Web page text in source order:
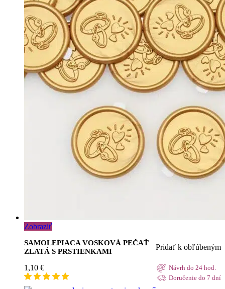
Zobraziť
SAMOLEPIACA VOSKOVÁ PEČAŤ
ZLATÁ S PRSTIENKAMI
Pridať k obľúbeným
1,10 €
Návrh do 24 hod.
Doručenie do 7 dní